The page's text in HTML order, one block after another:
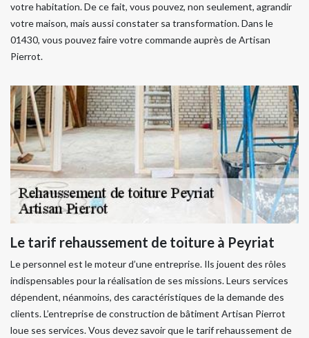
votre habitation. De ce fait, vous pouvez, non seulement, agrandir
votre maison, mais aussi constater sa transformation. Dans le
01430, vous pouvez faire votre commande auprès de Artisan
Pierrot.
Le tarif rehaussement de toiture à Peyriat
Le personnel est le moteur d’une entreprise. Ils jouent des rôles
indispensables pour la réalisation de ses missions. Leurs services
dépendent, néanmoins, des caractéristiques de la demande des
clients. L’entreprise de construction de bâtiment Artisan Pierrot
loue ses services. Vous devez savoir que le tarif rehaussement de